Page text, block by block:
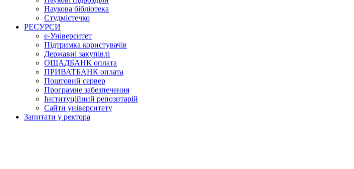
Наукова бібліотека
Студмістечко
РЕСУРСИ
е-Університет
Підтримка користувачів
Державні закупівлі
ОЩАДБАНК оплата
ПРИВАТБАНК оплата
Поштовий сервер
Програмне забезпечення
Інституційний репозитарій
Сайти університету
Запитати у ректора